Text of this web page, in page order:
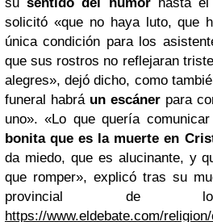
solicitó «que no haya luto, que
única condición para los
que sus rostros no reflejaran
alegres», dejó dicho, como
funeral habrá un escáner para
uno». «Lo que quería
bonita que es la muerte en
da miedo, que es alucinante, y
que romper», explicó tras su
provincial de los
https://www.eldebate.com/